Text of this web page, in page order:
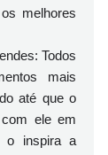
melhores
Todos
mais
até que o
ele em
o inspira a